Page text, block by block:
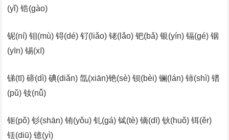
(yǐ) 锆(gào)
铌(ní) 钼(mù) 锝(dé) 钌(liǎo) 铑(lǎo) 钯(bǎ) 银(yín) 镉(gé) 铟
(yīn) 锡(xī)
锑(tī) 碲(dì) 碘(diǎn) 氙(xiān)铯(sè) 钡(bèi) 镧(lán) 铈(shì) 镨
(pǔ) 钕(nǚ)
钷(pǒ) 钐(shān) 铕(yǒu) 钆(gá) 铽(tè) 镝(dī) 钬(huǒ) 铒(ěr)
铥(diū) 镱(yì)